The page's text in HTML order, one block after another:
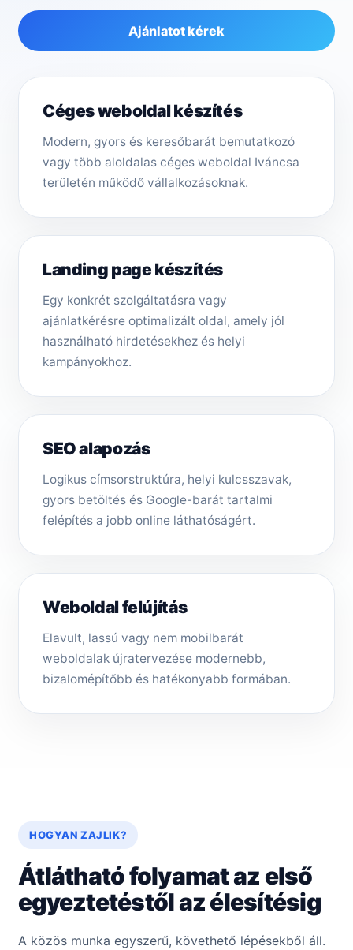
Ajánlatot kérek
Céges weboldal készítés
Modern, gyors és keresőbarát bemutatkozó
vagy több aloldalas céges weboldal Iváncsa
területén működő vállalkozásoknak.
Landing page készítés
Egy konkrét szolgáltatásra vagy
ajánlatkérésre optimalizált oldal, amely jól
használható hirdetésekhez és helyi
kampányokhoz.
SEO alapozás
Logikus címsorstruktúra, helyi kulcsszavak,
gyors betöltés és Google-barát tartalmi
felépítés a jobb online láthatóságért.
Weboldal felújítás
Elavult, lassú vagy nem mobilbarát
weboldalak újratervezése modernebb,
bizalomépítőbb és hatékonyabb formában.
HOGYAN ZAJLIK?
Átlátható folyamat az első
egyeztetéstől az élesítésig
A közös munka egyszerű, követhető lépésekből áll.